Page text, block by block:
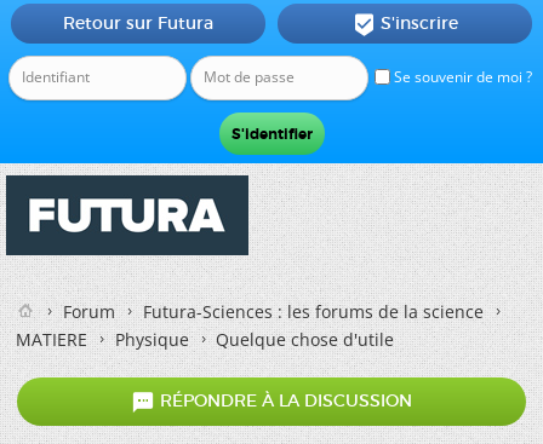
Se souvenir de moi ?
Retour sur Futura  S'inscrire
Forum
Futura-Sciences : les forums de la science
MATIERE
Physique Quelque chose d'utile
 RÉPONDRE À LA DISCUSSION